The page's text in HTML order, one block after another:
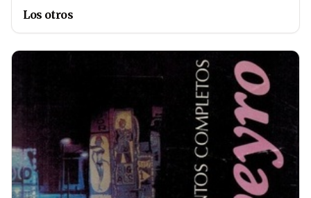
Los otros